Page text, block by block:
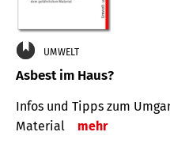
UMWELT
Asbest im Haus?
Infos und Tipps zum
Mate­rial
mehr